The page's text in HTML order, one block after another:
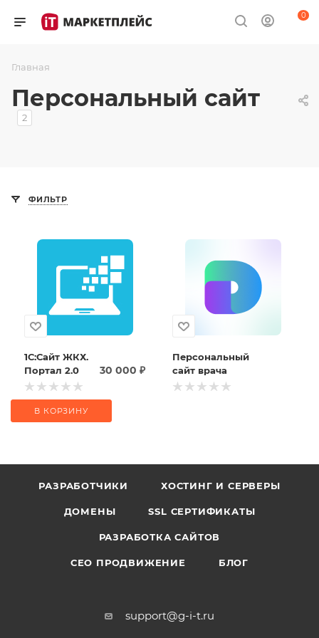
0
Главная
Персональный сайт
2
ФИЛЬТР
1С:Сайт ЖКХ.
Портал 2.0
30 000 ₽
В КОРЗИНУ
Персональный
сайт врача
РАЗРАБОТЧИКИ ХОСТИНГ И СЕРВЕРЫ
ДОМЕНЫ SSL СЕРТИФИКАТЫ
РАЗРАБОТКА САЙТОВ
СЕО ПРОДВИЖЕНИЕ БЛОГ
support@g-i-t.ru